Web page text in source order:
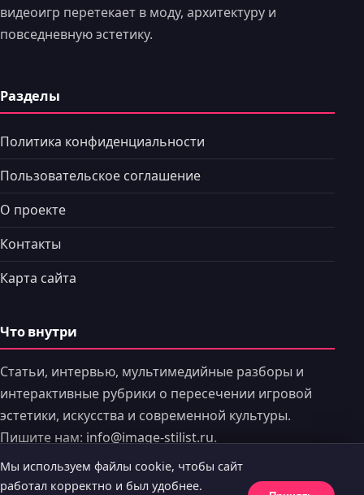
видеоигр перетекает в моду, архитектуру и
повседневную эстетику.
Разделы
Политика конфиденциальности
Пользовательское соглашение
О проекте
Контакты
Карта сайта
Что внутри
Статьи, интервью, мультимедийные разборы и
интерактивные рубрики о пересечении игровой
эстетики, искусства и современной культуры.
Пишите нам: info@image-stilist.ru.
Мы используем файлы cookie, чтобы сайт
работал корректно и был удобнее.